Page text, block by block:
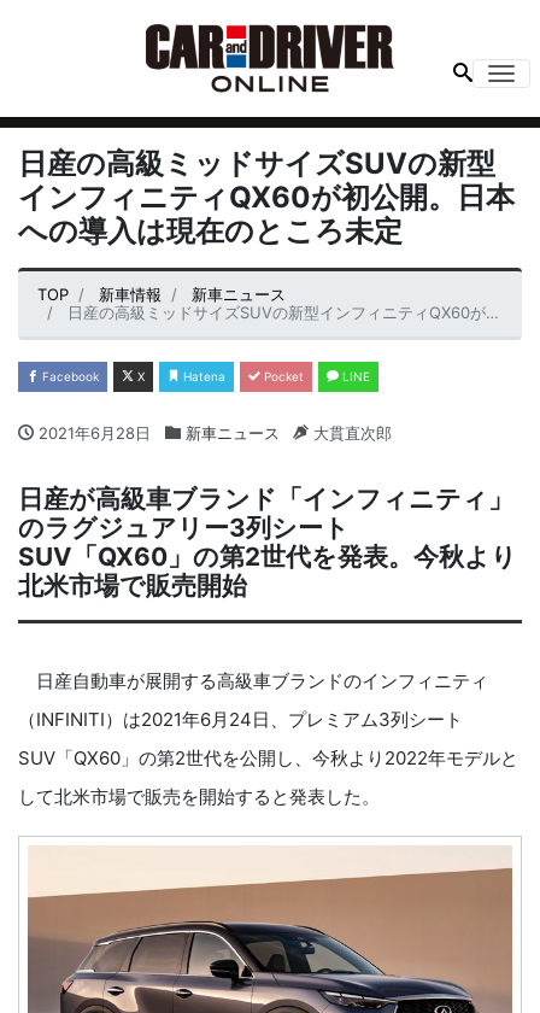
日産の高級ミッドサイズSUVの新型
インフィニティQX60が初公開。日本
への導入は現在のところ未定
TOP 新車情報
新車ニュース
日産の高級ミッドサイズSUVの新型インフィニティQX60が初公開。日本への導入は現在のところ未定
Facebook X Hatena Pocket LINE
2021年6月28日 新車ニュース 大貫直次郎
日産が高級車ブランド「インフィニティ」
のラグジュアリー3列シート
SUV「QX60」の第2世代を発表。今秋より
北米市場で販売開始
日産自動車が展開する高級車ブランドのインフィニティ
（INFINITI）は2021年6月24日、プレミアム3列シート
SUV「QX60」の第2世代を公開し、今秋より2022年モデルと
して北米市場で販売を開始すると発表した。